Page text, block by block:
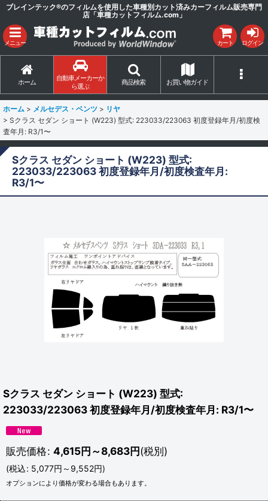
ブレインテック®のフィルムを使用した車種別カット済みカーフィルム販売専門
店「車種カットフィルム.com」
メニュー カート ログイン
ホーム
自動車メーカーか
ら選ぶ
商品検索 お買い物ガイド
ホーム > メルセデス・ベンツ > リヤ
> Sクラス セダン ショート (W223) 型式: 223033/223063 初度登録年月/初度検
査年月: R3/1〜
Sクラス セダン ショート (W223) 型式:
223033/223063 初度登録年月/初度検査年月:
R3/1〜
Sクラス セダン ショート (W223) 型式:
223033/223063 初度登録年月/初度検査年月: R3/1〜
販売価格: 4,615円～8,683円(税別)
(税込: 5,077円 ～9,552円)
オプションにより価格が変わる場合もあります。